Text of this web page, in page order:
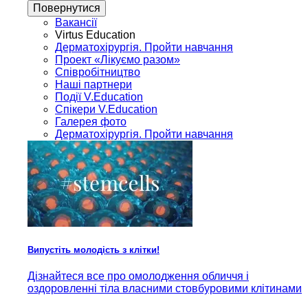
Повернутися
Вакансії
Virtus Education
Дерматохірургія. Пройти навчання
Проект «Лікуємо разом»
Співробітництво
Наші партнери
Події V.Education
Спікери V.Education
Галерея фото
Дерматохірургія. Пройти навчання
Випустіть молодість з клітки!
Дізнайтеся все про омолодження обличчя і
оздоровленні тіла власними стовбуровими клітинами